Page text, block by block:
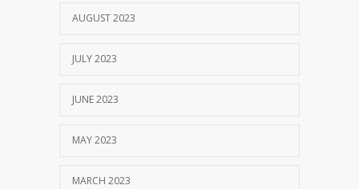
AUGUST 2023
JULY 2023
JUNE 2023
MAY 2023
MARCH 2023